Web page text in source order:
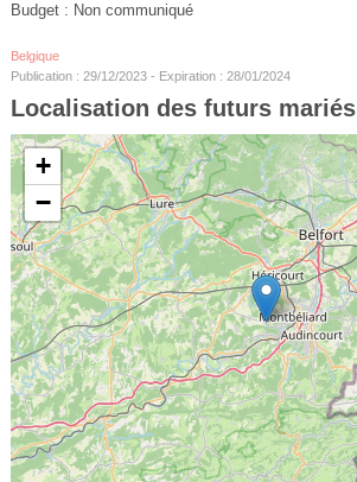
Budget : Non communiqué
Belgique
Publication : 29/12/2023 - Expiration : 28/01/2024
Localisation des futurs mariés
+
−